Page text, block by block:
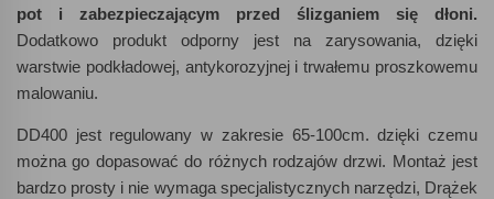
pot i zabezpieczającym przed ślizganiem się dłoni.
Dodatkowo produkt odporny jest na zarysowania, dzięki
warstwie podkładowej, antykorozyjnej i trwałemu proszkowemu
malowaniu.
DD400 jest regulowany w zakresie 65-100cm. dzięki czemu
można go dopasować do różnych rodzajów drzwi. Montaż jest
bardzo prosty i nie wymaga specjalistycznych narzędzi, Drążek